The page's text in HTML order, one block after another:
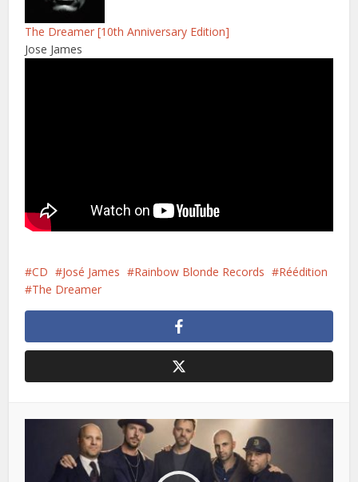
The Dreamer [10th Anniversary Edition]
Jose James
CD José James Rainbow Blonde Records
Réédition
The Dreamer